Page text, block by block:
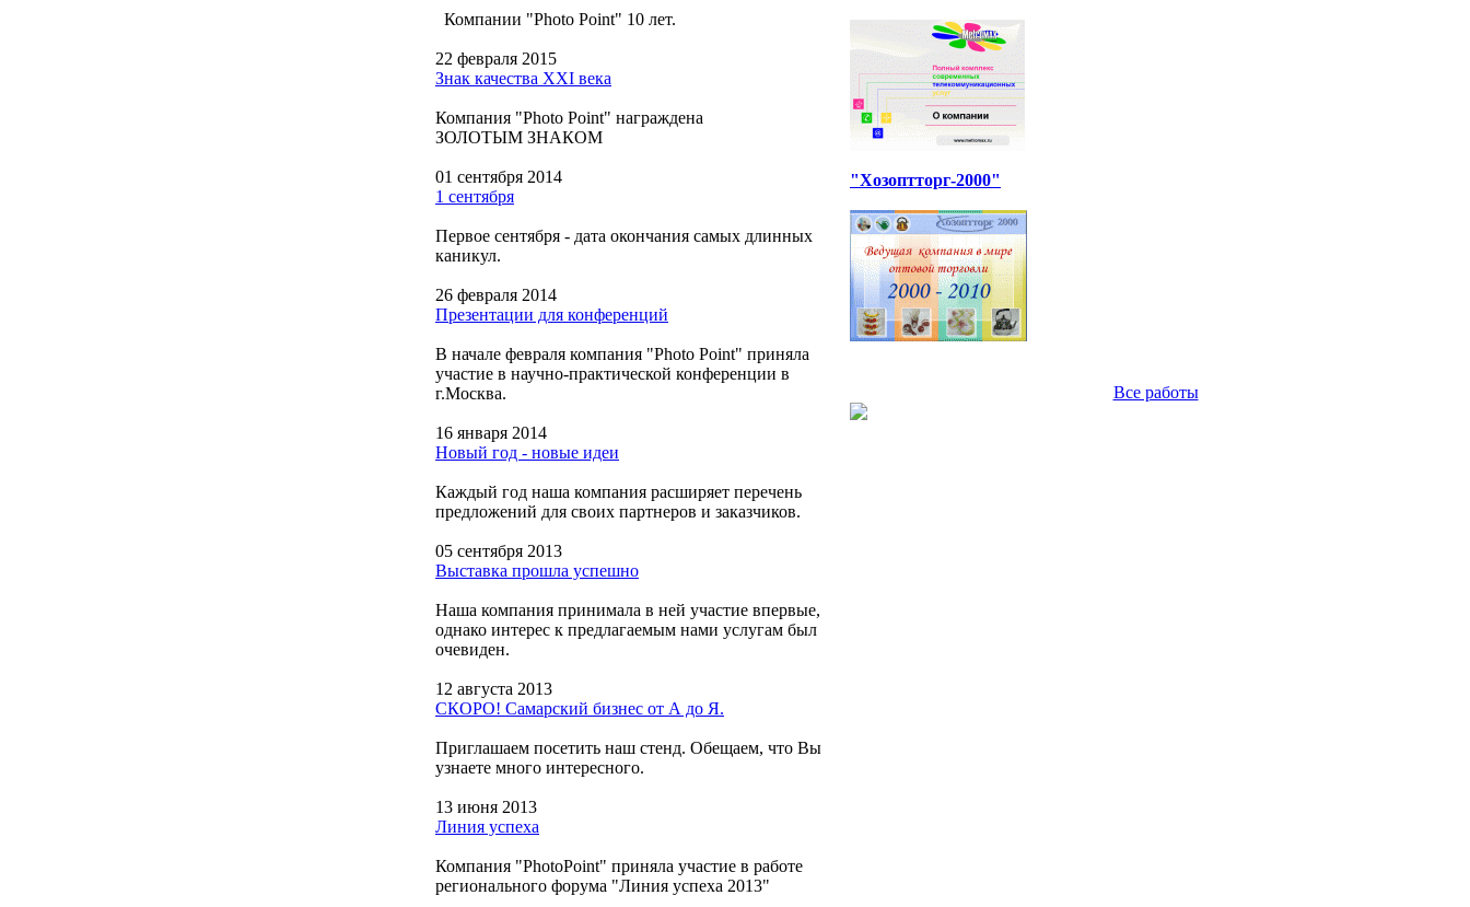
Компании "Photo Point" 10 лет.
22 февраля 2015
Знак качества XXI века
Компания "Photo Point" награждена
ЗОЛОТЫМ ЗНАКОМ
01 сентября 2014
1 сентября
Первое сентября - дата окончания самых длинных
каникул.
26 февраля 2014
Презентации для конференций
В начале февраля компания "Photo Point" приняла
участие в научно-практической конференции в
г.Москва.
16 января 2014
Новый год - новые идеи
Каждый год наша компания расширяет перечень
предложений для своих партнеров и заказчиков.
05 сентября 2013
Выставка прошла успешно
Наша компания принимала в ней участие впервые,
однако интерес к предлагаемым нами услугам был
очевиден.
12 августа 2013
СКОРО! Самарский бизнес от А до Я.
Приглашаем посетить наш стенд. Обещаем, что Вы
узнаете много интересного.
13 июня 2013
Линия успеха
Компания "PhotoPoint" приняла участие в работе
регионального форума "Линия успеха 2013"
"Хозоптторг-2000"
Все работы